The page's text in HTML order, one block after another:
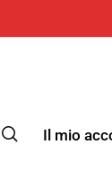
Il mio